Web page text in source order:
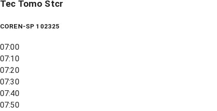
Tec Tomo Stcr
COREN-SP 102325
07:00
07:10
07:20
07:30
07:40
07:50